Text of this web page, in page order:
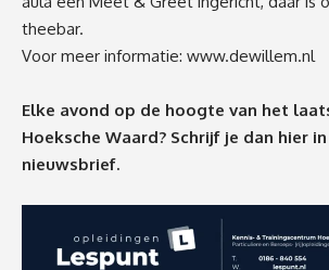
theebar.
Voor meer informatie: www.dewillem.nl
Elke avond op de hoogte van het
Hoeksche Waard? Schrijf je dan hier
nieuwsbrief.